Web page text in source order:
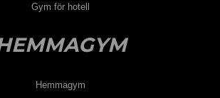
Gym för hotell
Hemmagym